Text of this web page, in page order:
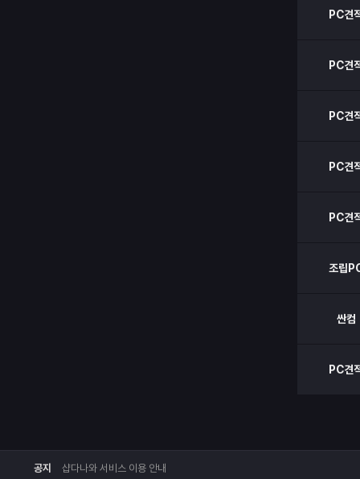
PC견
PC견
PC견
PC견
PC견
조립
싼컴
PC견
공지 샵다나와 서비스 이용 안내